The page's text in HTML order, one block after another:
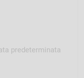
predeterminata